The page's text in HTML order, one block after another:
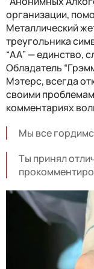
организации,
Металлический
треугольника
“АА” — единство,
Обладатель
Мэтерс, всегда
своими
комментариях
Мы все
Ты принял